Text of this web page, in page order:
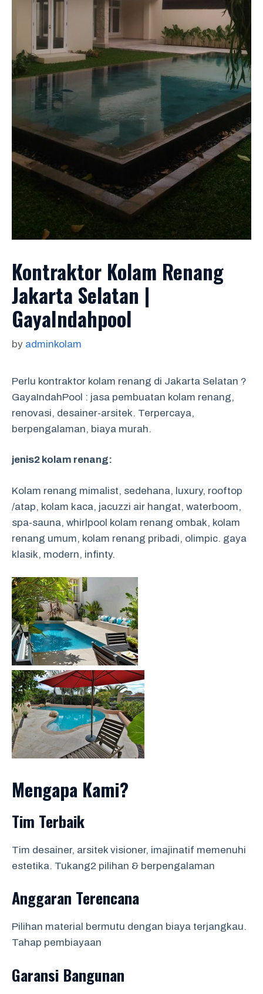
Kontraktor Kolam Renang
Jakarta Selatan |
GayaIndahpool
by adminkolam
Perlu kontraktor kolam renang di Jakarta Selatan ?
GayaIndahPool : jasa pembuatan kolam renang,
renovasi, desainer-arsitek. Terpercaya,
berpengalaman, biaya murah.
jenis2 kolam renang:
Kolam renang mimalist, sedehana, luxury, rooftop
/atap, kolam kaca, jacuzzi air hangat, waterboom,
spa-sauna, whirlpool kolam renang ombak, kolam
renang umum, kolam renang pribadi, olimpic. gaya
klasik, modern, infinty.
Mengapa Kami?
Tim Terbaik
Tim desainer, arsitek visioner, imajinatif memenuhi
estetika. Tukang2 pilihan & berpengalaman
Anggaran Terencana
Pilihan material bermutu dengan biaya terjangkau.
Tahap pembiayaan
Garansi Bangunan